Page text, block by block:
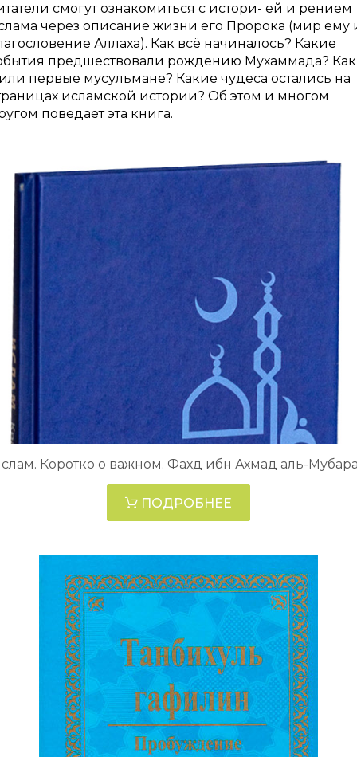
смогут ознакомиться с истори- ей и рением
через описание жизни его Пророка (мир ему
Аллаха). Как всё начиналось? Какие
предшествовали рождению Мухаммада? Как
первые мусульмане? Какие чудеса остались на
исламской истории? Об этом и многом
поведает эта книга.
Коротко о важном. Фахд ибн Ахмад аль-
ПОДРОБНЕЕ